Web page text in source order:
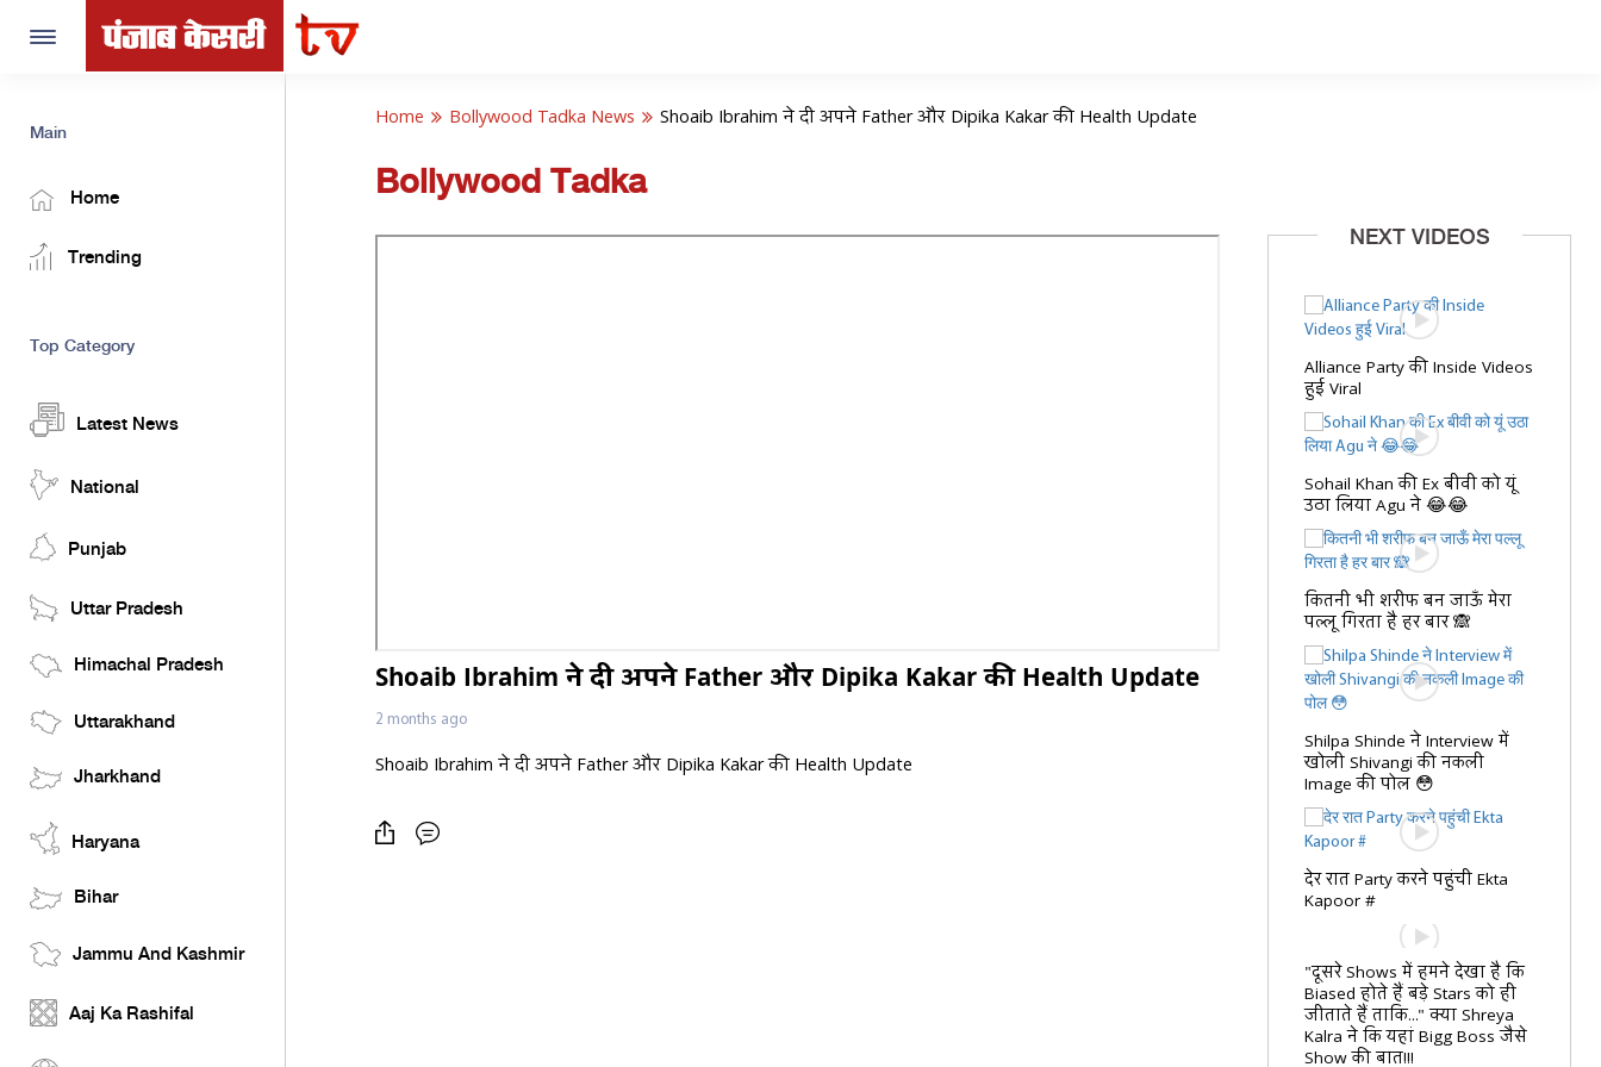
Toggle
Main
Home
Trending
Top Category
Latest News
National
Punjab
Uttar Pradesh
Himachal Pradesh
Uttarakhand
Jharkhand
Haryana
Bihar
Jammu And Kashmir
Aaj Ka Rashifal
Home Bollywood Tadka News Shoaib Ibrahim ने दी अपने Father और Dipika Kakar की Health Update
Bollywood Tadka
Shoaib Ibrahim ने दी अपने Father और Dipika Kakar की Health Update
2 months ago
Shoaib Ibrahim ने दी अपने Father और Dipika Kakar की Health Update
NEXT VIDEOS
Alliance Party की Inside Videos
हुई Viral
Sohail Khan की Ex बीवी को यूं
उठा लिया Agu ने 😂😂
कितनी भी शरीफ बन जाऊँ मेरा
पल्लू गिरता है हर बार 🙈
Shilpa Shinde ने Interview में
खोली Shivangi की नकली
Image की पोल 😳
देर रात Party करने पहुंची Ekta
Kapoor #
"दूसरे Shows में हमने देखा है कि
Biased होते हैं बड़े Stars को ही
जीताते हैं ताकि..." क्या Shreya
Kalra ने कि यहां Bigg Boss जैसे
Show की बात!!!